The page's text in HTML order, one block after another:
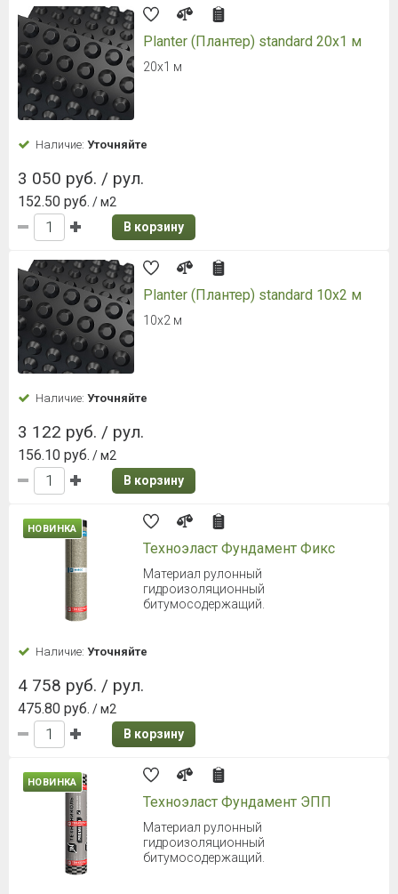
Planter (Плантер) standard 20х1 м
20х1 м
Наличие: Уточняйте
3 050 руб. / рул.
152.50 руб. / м2
В корзину
Planter (Плантер) standard 10х2 м
10х2 м
Наличие: Уточняйте
3 122 руб. / рул.
156.10 руб. / м2
В корзину
НОВИНКА
Техноэласт Фундамент Фикс
Материал рулонный
гидроизоляционный
битумосодержащий.
Наличие: Уточняйте
4 758 руб. / рул.
475.80 руб. / м2
В корзину
НОВИНКА
Техноэласт Фундамент ЭПП
Материал рулонный
гидроизоляционный
битумосодержащий.